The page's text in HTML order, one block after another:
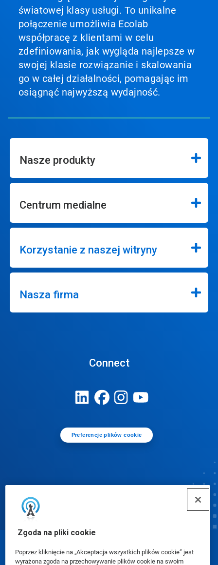
Zgoda na pliki cookie
Poprzez kliknięcie na „Akceptacja wszystkich plików cookie” jest
wyrażona zgoda na przechowywanie plików cookie na swoim
światowej klasy usługi. To unikalne
połączenie umożliwia Ecolab
współpracę z klientami w celu
zdefiniowania, jak wygląda najlepsze w
swojej klasie rozwiązanie i skalowania
go w całej działalności, pomagając im
osiągnąć najwyższą wydajność.
Nasze produkty
Centrum medialne
Korzystanie z naszej witryny
Nasza firma
Connect
Preferencje plików cookie
© Ecolab Inc. 2025